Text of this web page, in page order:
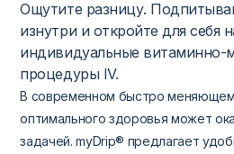
Ощутите разницу.
изнутри и откройте для себя
индивидуальные витаминно-
процедуры IV.
В современном быстро
оптимального здоровья может
задачей. myDrip® предлагает